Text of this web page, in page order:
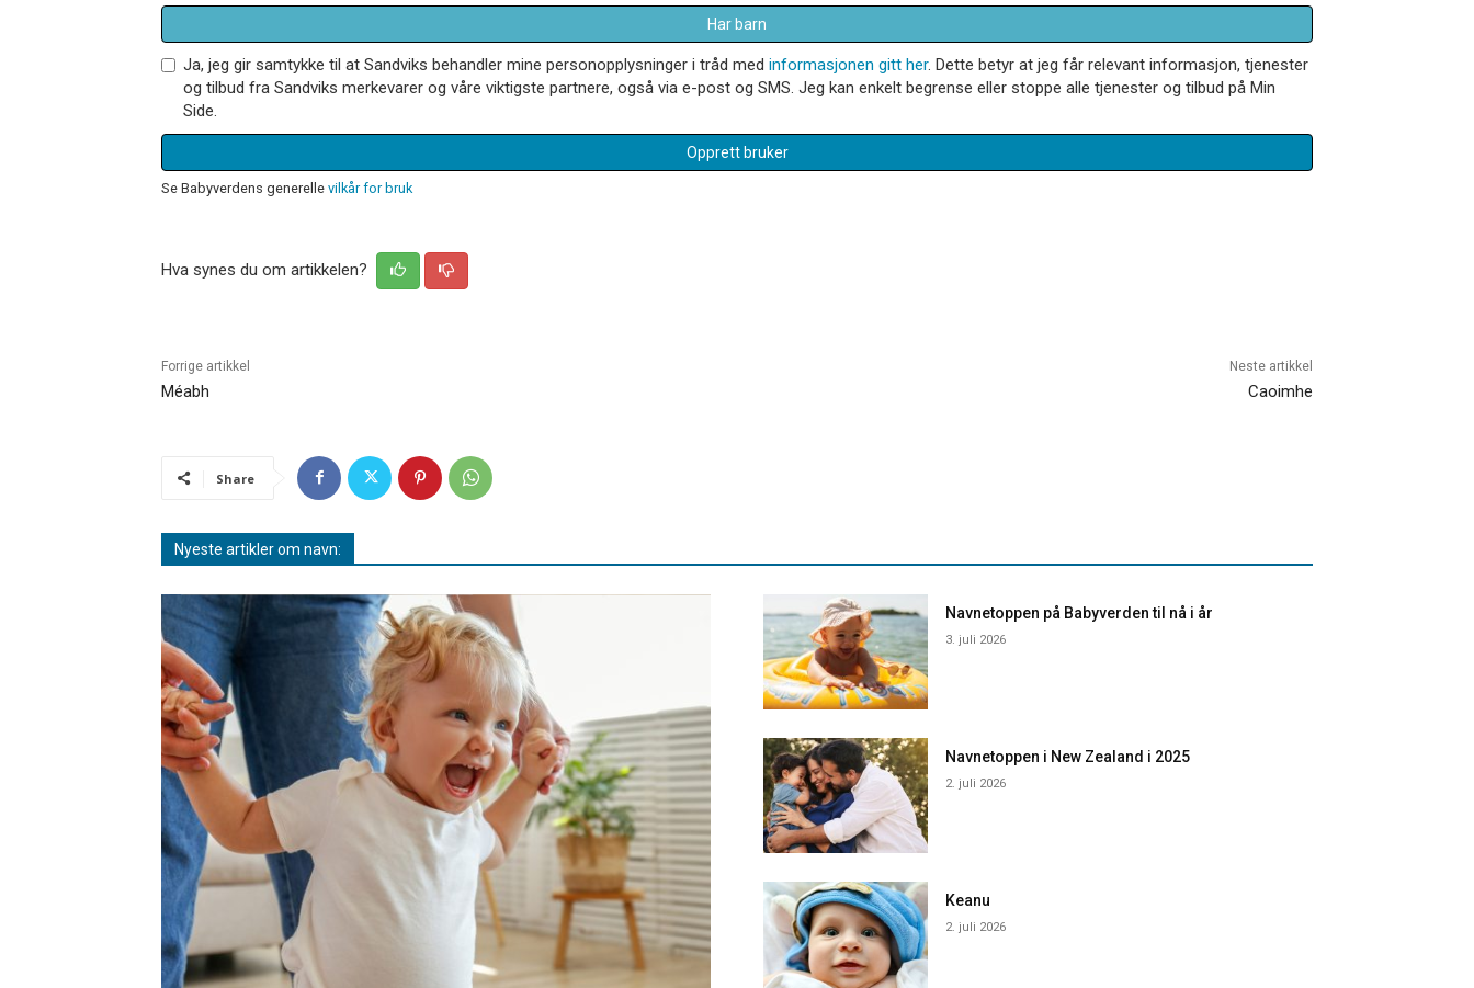
Har barn
Ja, jeg gir samtykke til at Sandviks behandler mine personopplysninger i tråd med informasjonen gitt her. Dette betyr at jeg får relevant informasjon, tjenester
og tilbud fra Sandviks merkevarer og våre viktigste partnere, også via e-post og SMS. Jeg kan enkelt begrense eller stoppe alle tjenester og tilbud på Min
Side.
Opprett bruker
Se Babyverdens generelle vilkår for bruk
Hva synes du om artikkelen?
Forrige artikkel
Méabh
Neste artikkel
Caoimhe
Share
Nyeste artikler om navn:
Navnetoppen på Babyverden til nå i år
3. juli 2026
Navnetoppen i New Zealand i 2025
2. juli 2026
Keanu
2. juli 2026